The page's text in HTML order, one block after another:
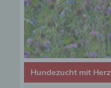
Hundezucht mit Herz